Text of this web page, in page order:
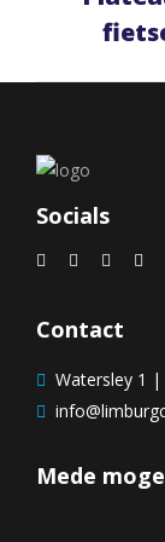
Socials
Contact
Watersley 1 |
Mede